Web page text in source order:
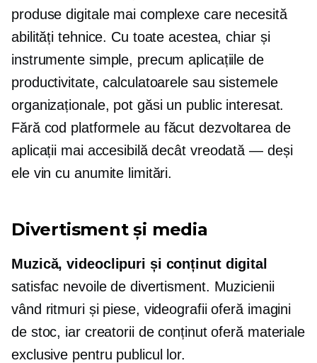
produse digitale mai complexe care necesită
abilități tehnice. Cu toate acestea, chiar și
instrumente simple, precum aplicațiile de
productivitate, calculatoarele sau sistemele
organizaționale, pot găsi un public interesat.
Fără cod platformele au făcut dezvoltarea de
aplicații mai accesibilă decât vreodată — deși
ele vin cu anumite limitări.
Divertisment și media
Muzică, videoclipuri și conținut digital
satisfac nevoile de divertisment. Muzicienii
vând ritmuri și piese, videografii oferă imagini
de stoc, iar creatorii de conținut oferă materiale
exclusive pentru publicul lor.